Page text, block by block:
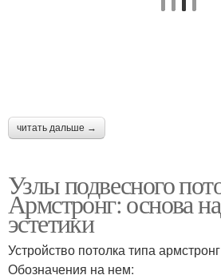
читать дальше →
Узлы подвесного
Армстронг: основа
эстетики
Устройство потолка типа
Обозначения на нем: